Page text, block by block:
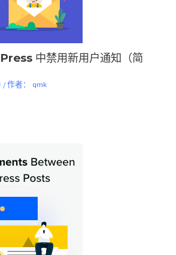
中禁用新用户通知（简
/ 作者： qmk